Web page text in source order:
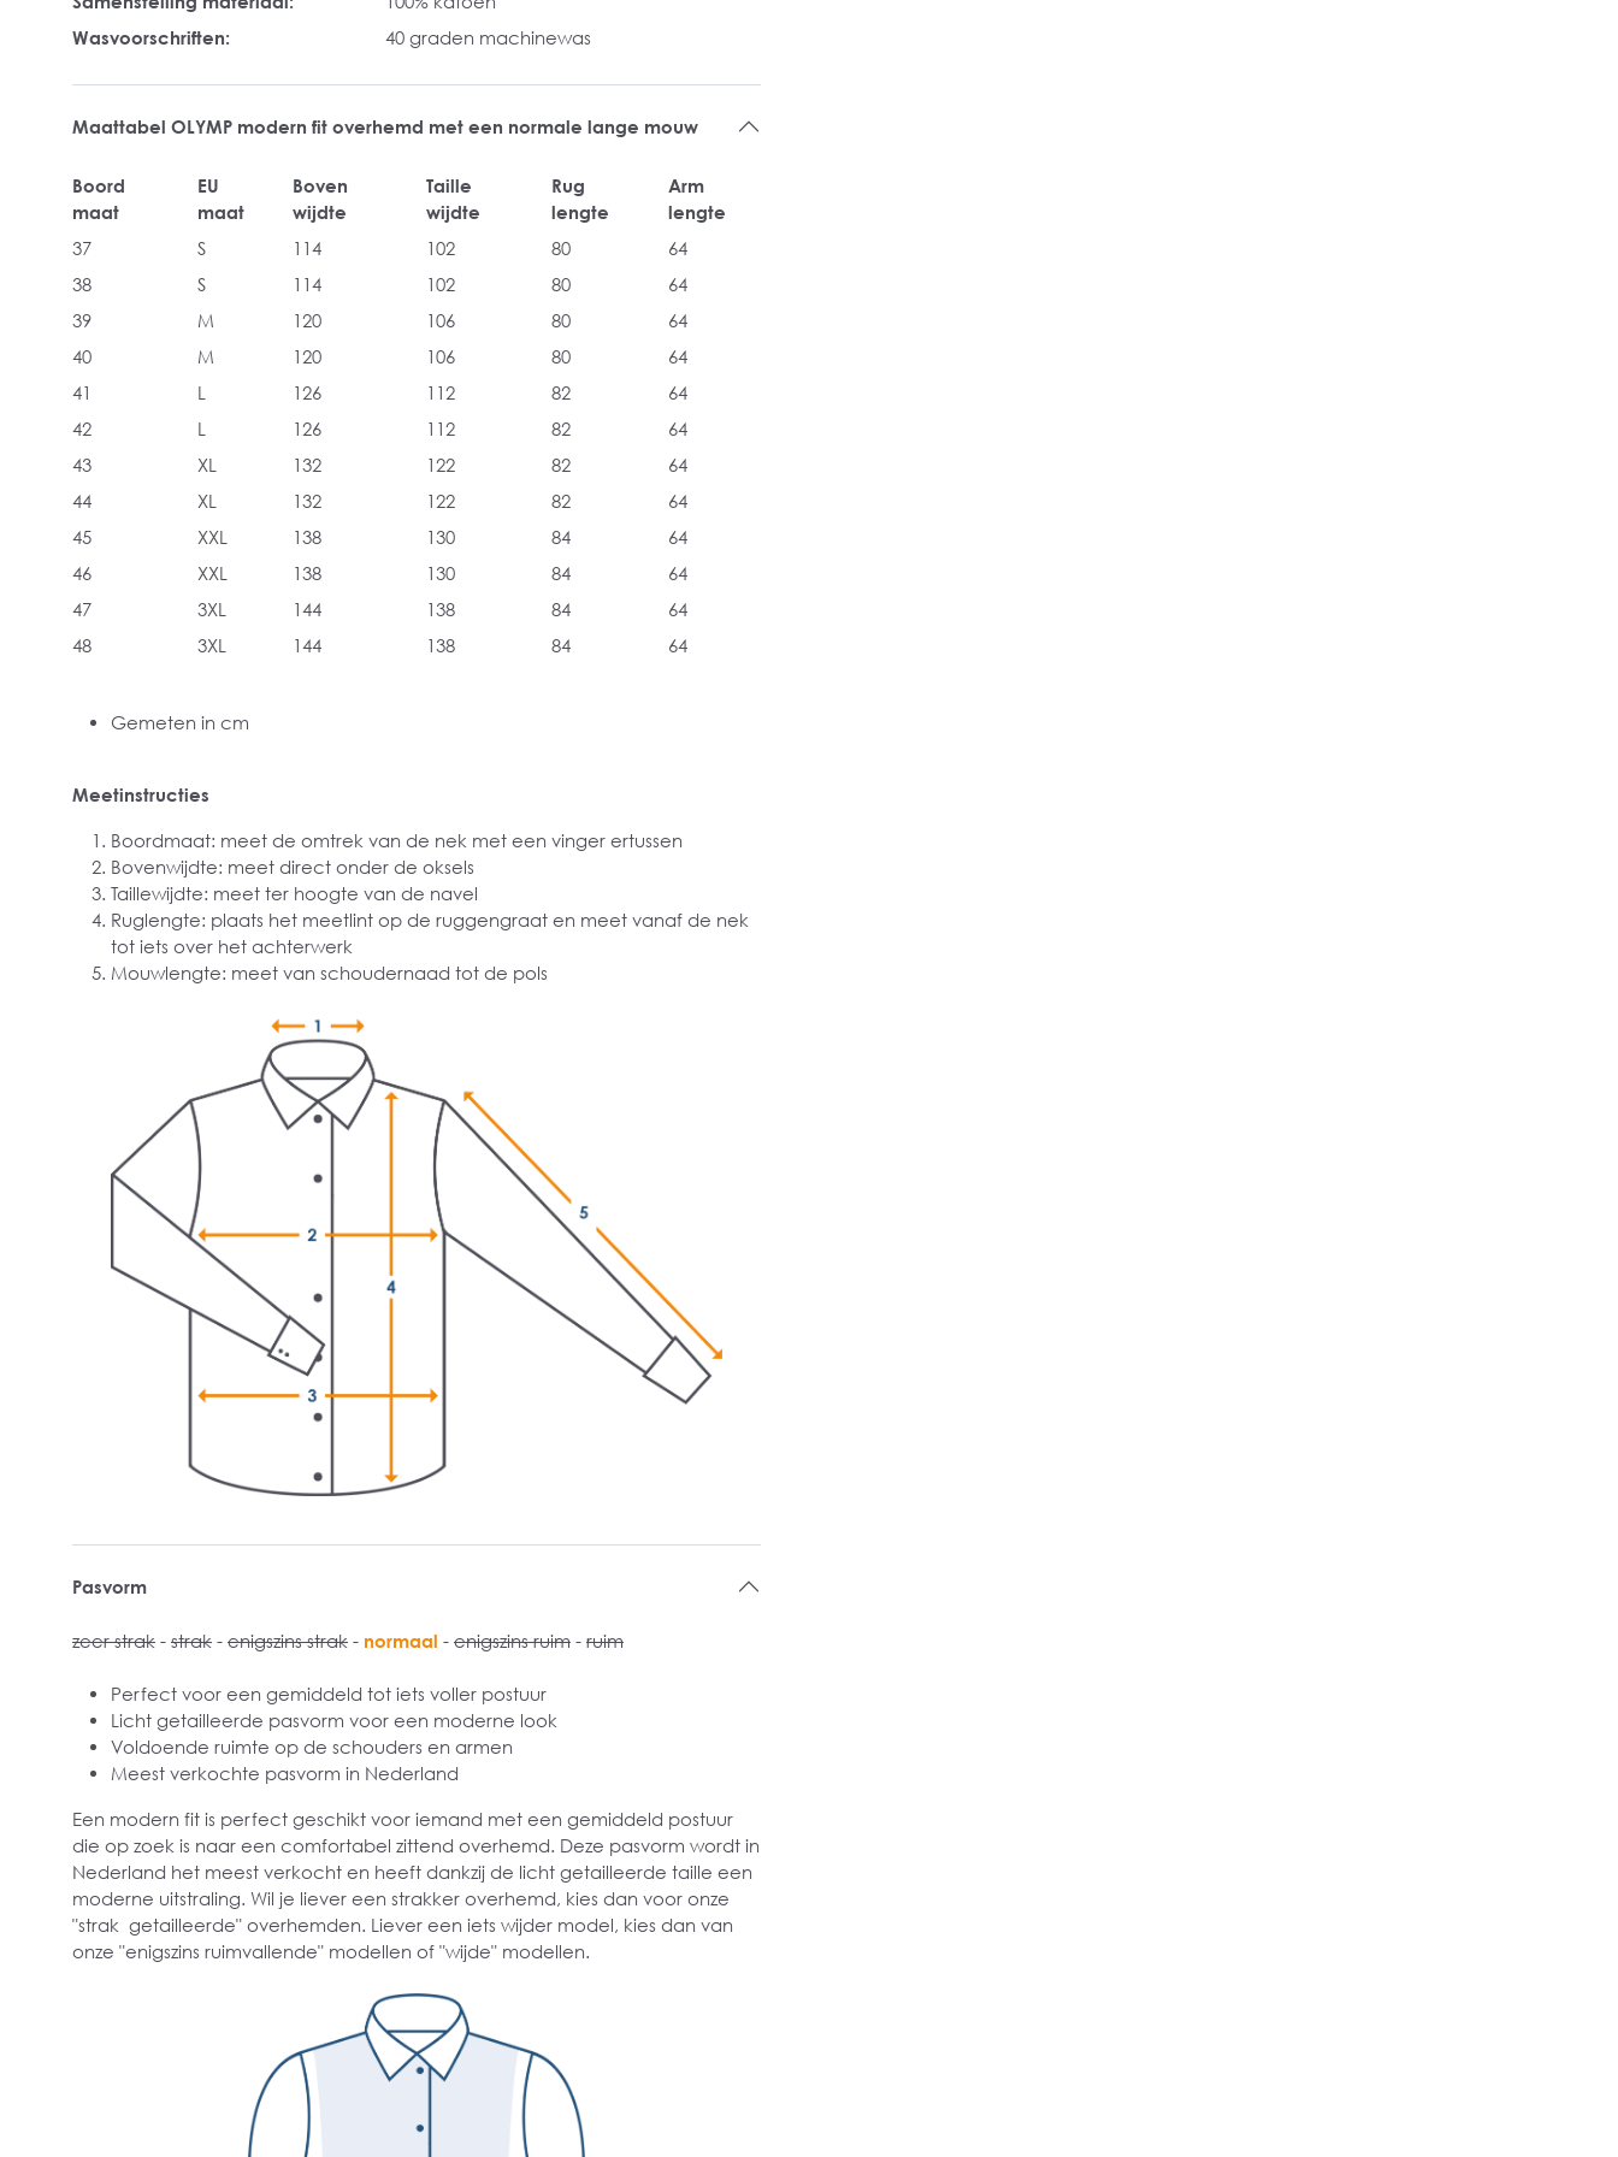
Wasvoorschriften:
40 graden machinewas
Maattabel OLYMP modern fit overhemd met een normale lange mouw
Boord
maat
EU
maat
Boven
wijdte
Taille
wijdte
Rug
lengte
Arm
lengte
37
S 114 102 80
64
38
S 114 102 80
64
39
M 120 106 80
64
40
M 120 106 80
64
41
L 126 112 82
64
42
L 126 112 82
64
43
XL 132 122 82
64
44
XL 132 122 82
64
45
XXL 138 130 84
64
46
XXL 138 130 84
64
47
3XL 144 138 84
64
48
3XL 144 138 84 64
Gemeten in cm
Meetinstructies
Boordmaat: meet de omtrek van de nek met een vinger ertussen
Bovenwijdte: meet direct onder de oksels
Taillewijdte: meet ter hoogte van de navel
Ruglengte: plaats het meetlint op de ruggengraat en meet vanaf de nek
tot iets over het achterwerk
Mouwlengte: meet van schoudernaad tot de pols
Pasvorm
zeer strak - strak - enigszins strak - normaal - enigszins ruim - ruim
Perfect voor een gemiddeld tot iets voller postuur
Licht getailleerde pasvorm voor een moderne look
Voldoende ruimte op de schouders en armen
Meest verkochte pasvorm in Nederland
Een modern fit is perfect geschikt voor iemand met een gemiddeld postuur
die op zoek is naar een comfortabel zittend overhemd. Deze pasvorm wordt in
Nederland het meest verkocht en heeft dankzij de licht getailleerde taille een
moderne uitstraling. Wil je liever een strakker overhemd, kies dan voor onze
"strak getailleerde" overhemden. Liever een iets wijder model, kies dan van
onze "enigszins ruimvallende" modellen of "wijde" modellen.